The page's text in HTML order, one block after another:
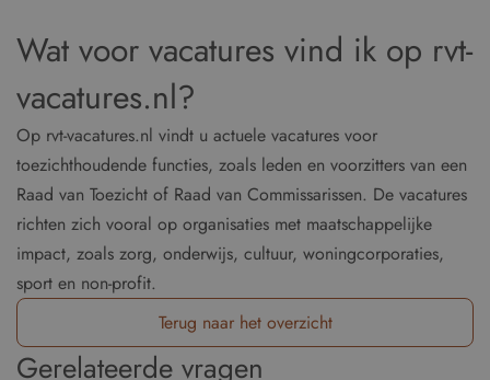
Wat voor vacatures vind ik op rvt-
vacatures.nl?
Op rvt-vacatures.nl vindt u actuele vacatures voor
toezichthoudende functies, zoals leden en voorzitters van een
Raad van Toezicht of Raad van Commissarissen. De vacatures
richten zich vooral op organisaties met maatschappelijke
impact, zoals zorg, onderwijs, cultuur, woningcorporaties,
sport en non-profit.
Terug naar het overzicht
Gerelateerde vragen